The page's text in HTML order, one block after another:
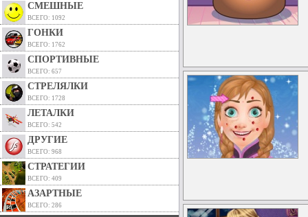
СМЕШНЫЕ
ВСЕГО: 1092
ГОНКИ
ВСЕГО: 1762
СПОРТИВНЫЕ
ВСЕГО: 657
СТРЕЛЯЛКИ
ВСЕГО: 1728
ЛЕТАЛКИ
ВСЕГО: 542
ДРУГИЕ
ВСЕГО: 968
СТРАТЕГИИ
ВСЕГО: 409
АЗАРТНЫЕ
ВСЕГО: 286